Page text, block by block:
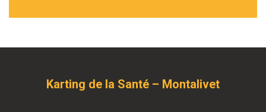
Karting de la Santé – Montalivet